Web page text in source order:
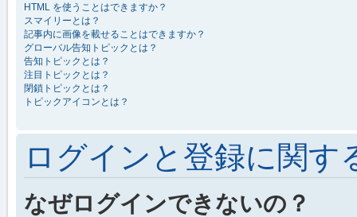
HTML を使うことはできますか？
スマイリーとは？
記事内に画像を載せることはできますか？
グローバル告知トピックとは？
告知トピックとは？
注目トピックとは？
閉鎖トピックとは？
トピックアイコンとは？
ログインと登録に関す
なぜログインできないの？